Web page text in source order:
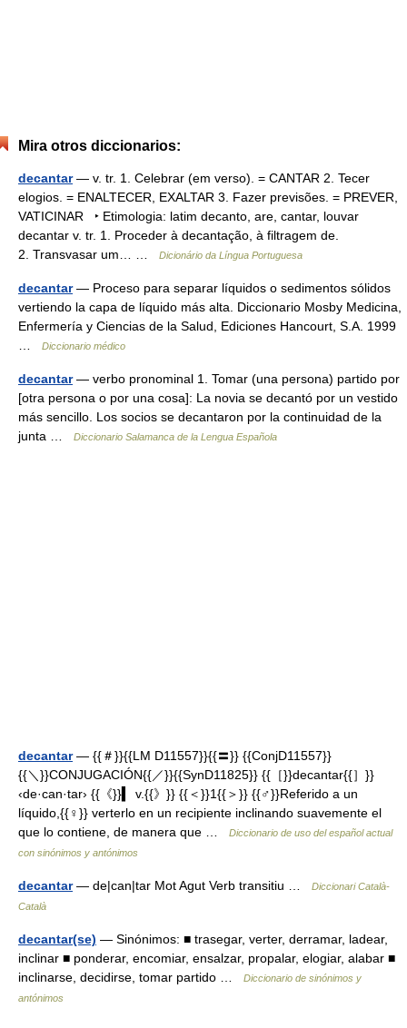
Mira otros diccionarios:
decantar— v. tr. 1. Celebrar (em verso). = CANTAR 2. Tecer
elogios. = ENALTECER, EXALTAR 3. Fazer previsões. = PREVER,
VATICINAR ‣ Etimologia: latim decanto, are, cantar, louvar
decantar v. tr. 1. Proceder à decantação, à filtragem de.
2. Transvasar um… …
Dicionário da Língua Portuguesa
decantar— Proceso para separar líquidos o sedimentos sólidos
vertiendo la capa de líquido más alta. Diccionario Mosby Medicina,
Enfermería y Ciencias de la Salud, Ediciones Hancourt, S.A. 1999
Diccionario médico
decantar— verbo pronominal 1. Tomar (una persona) partido por
[otra persona o por una cosa]: La novia se decantó por un vestido
más sencillo. Los socios se decantaron por la continuidad de la
junta …
Diccionario Salamanca de la Lengua Española
decantar— {{＃}}{{LM D11557}}{{〓}} {{ConjD11557}}
{{＼}}CONJUGACIÓN{{／}}{{SynD11825}} {{［}}decantar{{］}}
‹de·can·tar› {{《}}▍ v.{{》}} {{＜}}1{{＞}} {{♂}}Referido a un
líquido,{{♀}} verterlo en un recipiente inclinando suavemente el
que lo contiene, de manera que …
Diccionario de uso del español actual
con sinónimos y antónimos
decantar— de|can|tar Mot Agut Verb transitiu …
Diccionari Català-
Català
decantar(se) — Sinónimos: ■ trasegar, verter, derramar, ladear,
inclinar ■ ponderar, encomiar, ensalzar, propalar, elogiar, alabar ■
inclinarse, decidirse, tomar partido …
Diccionario de sinónimos y
antónimos